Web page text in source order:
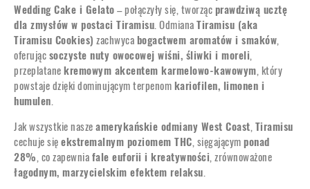
Wedding Cake i Gelato– połączyły się, tworzącprawdziwą ucztę
dla zmysłów w postaci Tiramisu. OdmianaTiramisu (aka
Tiramisu Cookies) zachwycabogactwem aromatów i smaków,
oferującsoczyste nuty owocowej wiśni, śliwki i moreli,
przeplatanekremowym akcentem karmelowo-kawowym, który
powstaje dzięki dominującym terpenomkariofilen, limonen i
humulen.
Jak wszystkie naszeamerykańskie odmiany West Coast, Tiramisu
cechuje sięekstremalnym poziomem THC, sięgającymponad
28%, co zapewniafale euforii i kreatywności, zrównoważone
łagodnym, marzycielskim efektem relaksu.